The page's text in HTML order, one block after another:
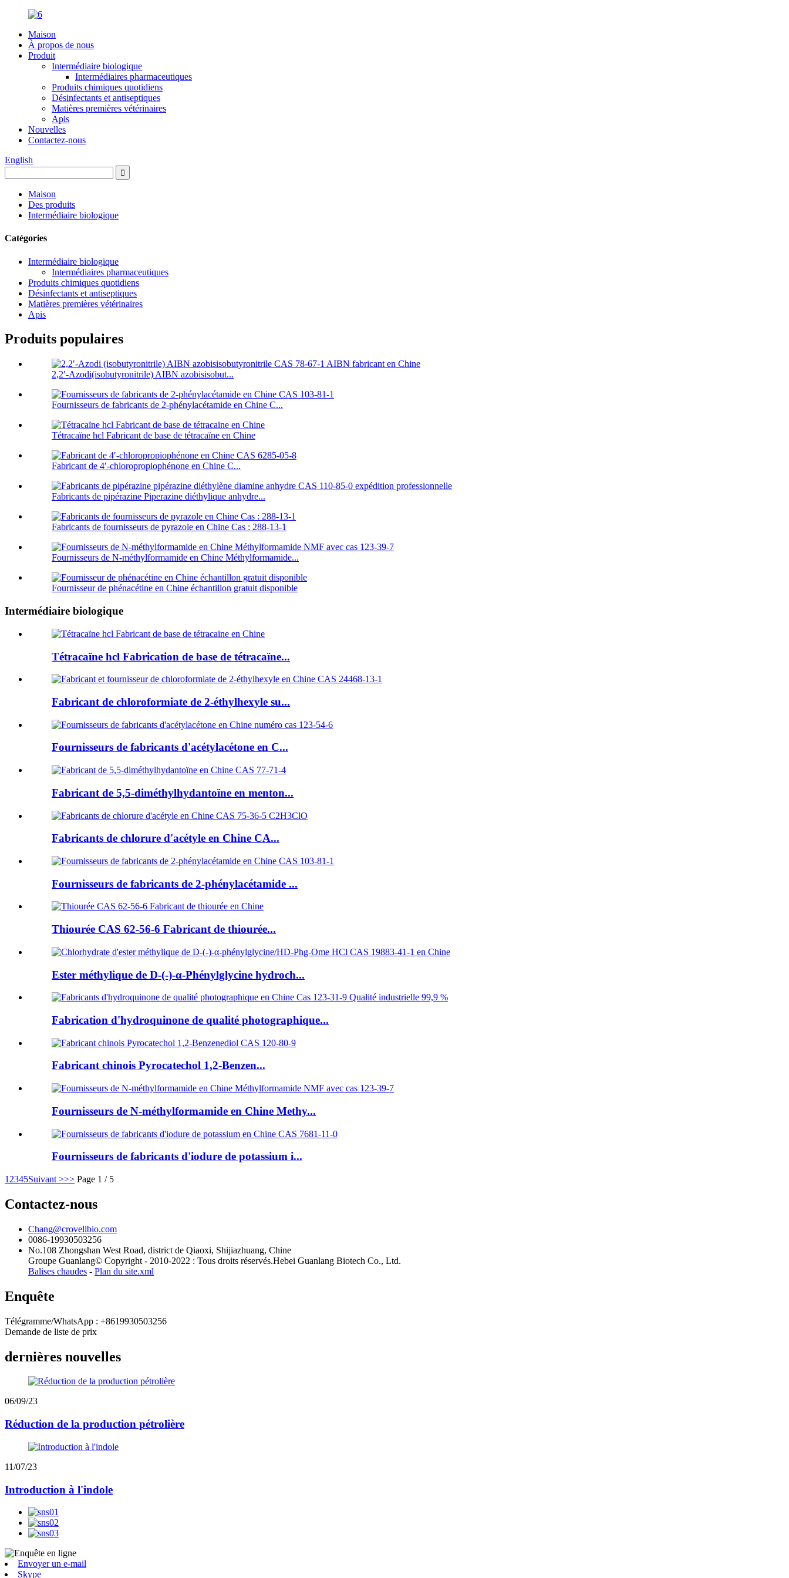
Maison
À propos de nous
Produit
Intermédiaire biologique
Intermédiaires pharmaceutiques
Produits chimiques quotidiens
Désinfectants et antiseptiques
Matières premières vétérinaires
Apis
Nouvelles
Contactez-nous
English
Maison
Des produits
Intermédiaire biologique
Catégories
Intermédiaire biologique
Intermédiaires pharmaceutiques
Produits chimiques quotidiens
Désinfectants et antiseptiques
Matières premières vétérinaires
Apis
Produits populaires
2,2′-Azodi(isobutyronitrile) AIBN azobisisobut...
Fournisseurs de fabricants de 2-phénylacétamide en Chine C...
Tétracaïne hcl Fabricant de base de tétracaïne en Chine
Fabricant de 4′-chloropropiophénone en Chine C...
Fabricants de pipérazine Piperazine diéthylique anhydre...
Fabricants de fournisseurs de pyrazole en Chine Cas : 288-13-1
Fournisseurs de N-méthylformamide en Chine Méthylformamide...
Fournisseur de phénacétine en Chine échantillon gratuit disponible
Intermédiaire biologique
Tétracaïne hcl Fabrication de base de tétracaïne...
Fabricant de chloroformiate de 2-éthylhexyle su...
Fournisseurs de fabricants d'acétylacétone en C...
Fabricant de 5,5-diméthylhydantoïne en menton...
Fabricants de chlorure d'acétyle en Chine CA...
Fournisseurs de fabricants de 2-phénylacétamide ...
Thiourée CAS 62-56-6 Fabricant de thiourée...
Ester méthylique de D-(-)-α-Phénylglycine hydroch...
Fabrication d'hydroquinone de qualité photographique...
Fabricant chinois Pyrocatechol 1,2-Benzen...
Fournisseurs de N-méthylformamide en Chine Methy...
Fournisseurs de fabricants d'iodure de potassium i...
1 2345Suivant >>> Page 1 / 5
Contactez-nous
Chang@crovellbio.com
0086-19930503256
No.108 Zhongshan West Road, district de Qiaoxi, Shijiazhuang, Chine
Groupe Guanlang© Copyright - 2010-2022 : Tous droits réservés.Hebei Guanlang Biotech Co., Ltd.
Balises chaudes - Plan du site.xml
Enquête
Télégramme/WhatsApp : +8619930503256
Demande de liste de prix
dernières nouvelles
06/09/23
Réduction de la production pétrolière
11/07/23
Introduction à l'indole
Envoyer un e-mail
Skype